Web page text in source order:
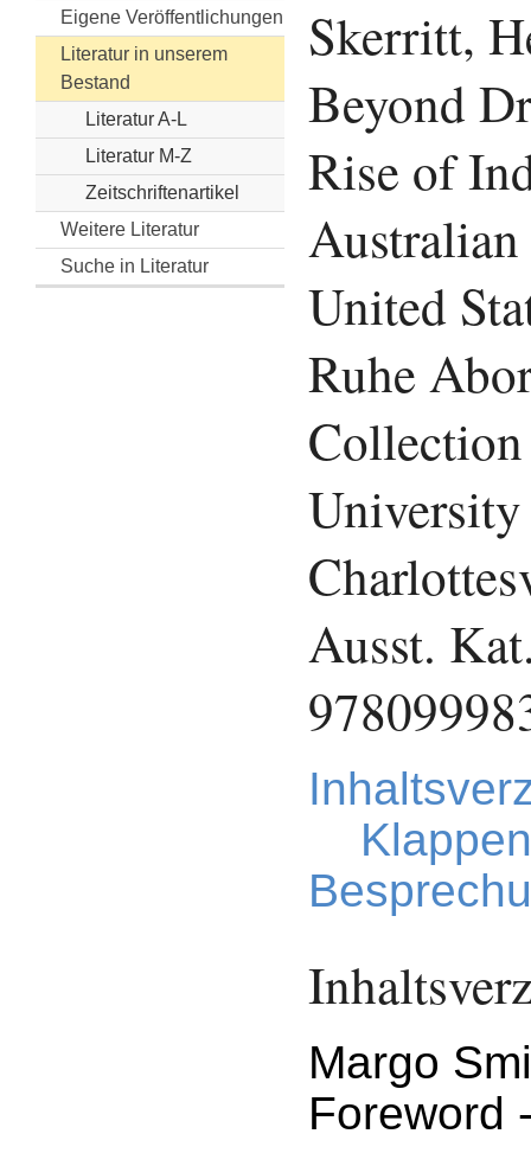
Eigene Veröffentlichungen
Literatur in unserem
Bestand
Literatur A-L
Literatur M-Z
Zeitschriftenartikel
Weitere Literatur
Suche in Literatur
Skerritt,
Beyond
Rise of
United
Ruhe
Ausst.
Margo
Foreword